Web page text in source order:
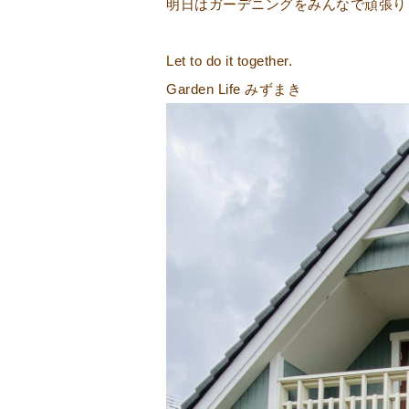
明日はガーデニングをみんなで頑張
Let to do it together.
Garden Life みずまき